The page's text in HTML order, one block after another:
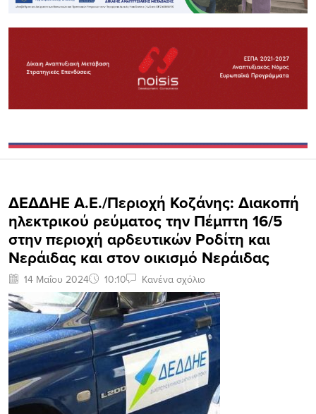
ΔΕΔΔΗΕ Α.Ε./Περιοχή Κοζάνης: Διακοπή
ηλεκτρικού ρεύματος την Πέμπτη 16/5
στην περιοχή αρδευτικών Ροδίτη και
Νεράιδας και στον οικισμό Νεράιδας
14 Μαΐου 2024 10:10 Κανένα σχόλιο